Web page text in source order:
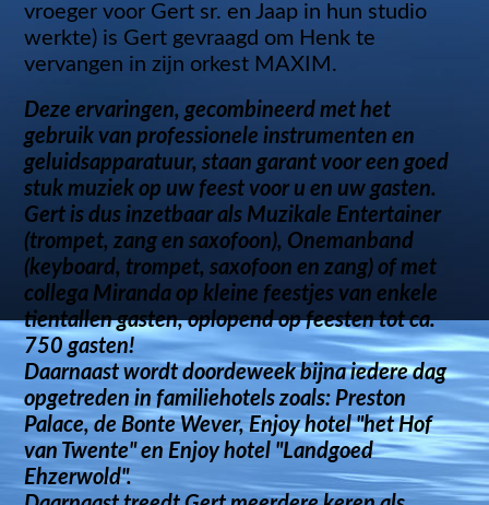
vroeger voor Gert sr. en Jaap in hun studio
werkte) is Gert gevraagd om Henk te
vervangen in zijn orkest MAXIM.
Deze ervaringen, gecombineerd met het
gebruik van professionele instrumenten en
geluidsapparatuur, staan garant voor een goed
stuk muziek op uw feest voor u en uw gasten.
Gert is dus inzetbaar als Muzikale Entertainer
(trompet, zang en saxofoon), Onemanband
(keyboard, trompet, saxofoon en zang) of met
collega Miranda op kleine feestjes van enkele
tientallen gasten, oplopend op feesten tot ca.
750 gasten!
Daarnaast wordt doordeweek bijna iedere dag
opgetreden in familiehotels zoals: Preston
Palace, de Bonte Wever, Enjoy hotel "het Hof
van Twente" en Enjoy hotel "Landgoed
Ehzerwold".